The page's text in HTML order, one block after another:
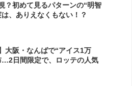
？初めて見るパターンの“明智
、ありえなくもない！？
大阪・なんばで“アイス1万
…2日間限定で、ロッテの人気